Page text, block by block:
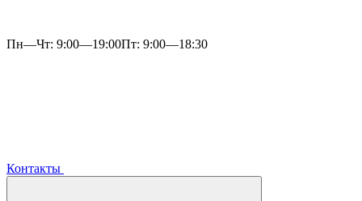
Пн—Чт: 9:00—19:00Пт: 9:00—18:30
Контакты